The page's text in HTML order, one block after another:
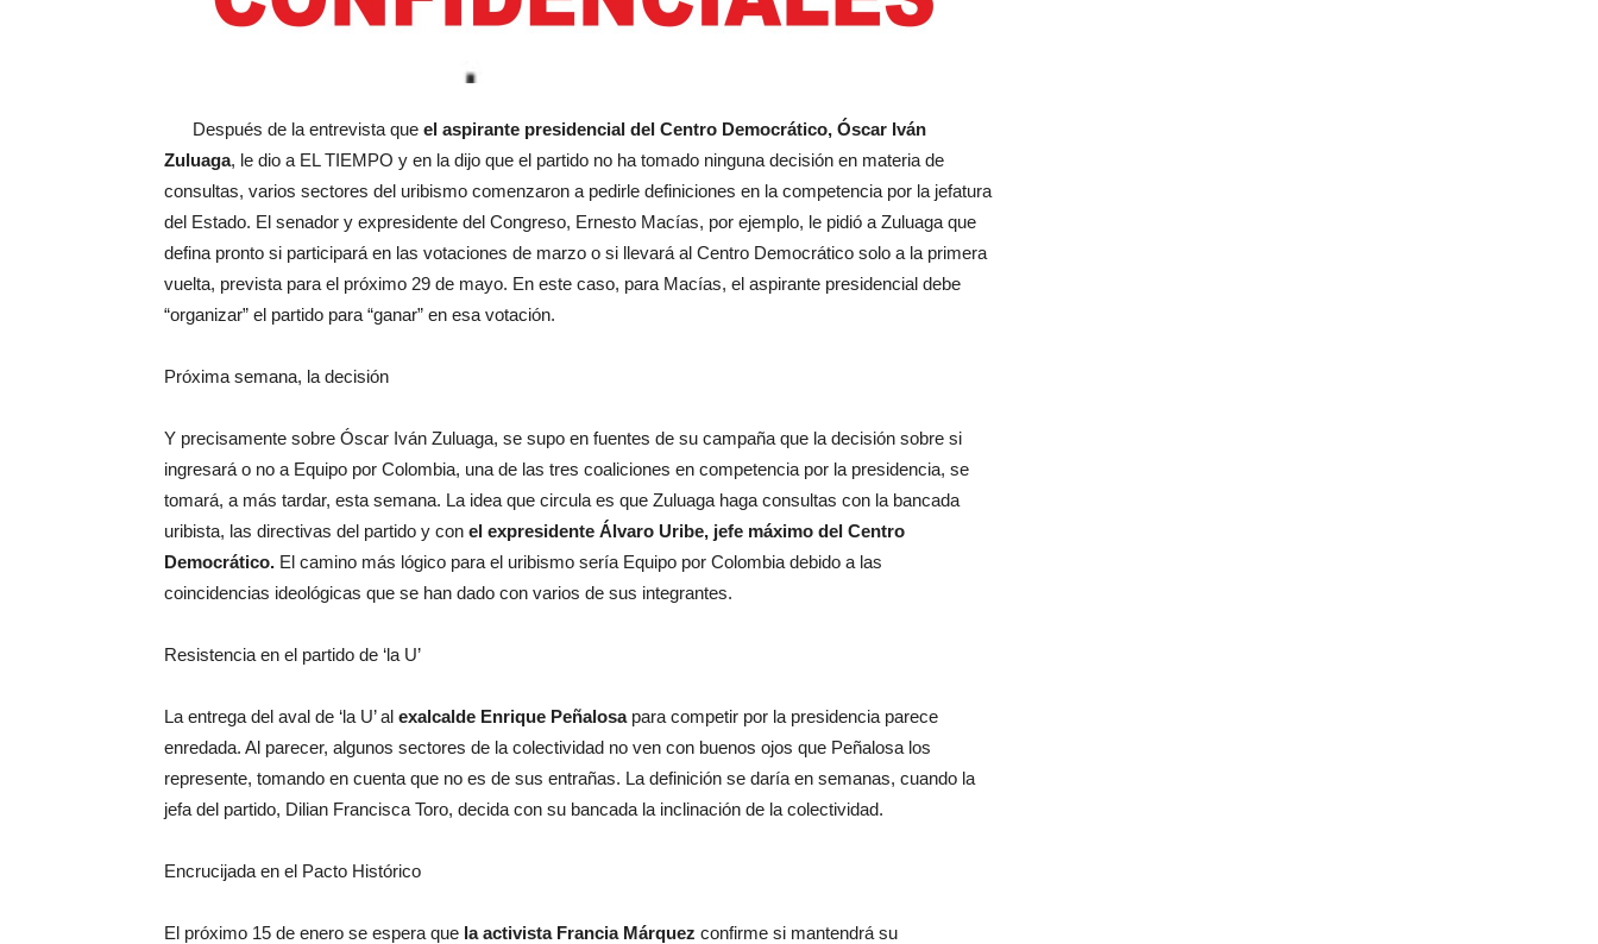
Después de la entrevista que el aspirante presidencial del Centro Democrático, Óscar Iván
Zuluaga, le dio a EL TIEMPO y en la dijo que el partido no ha tomado ninguna decisión en materia de
consultas, varios sectores del uribismo comenzaron a pedirle definiciones en la competencia por la jefatura
del Estado. El senador y expresidente del Congreso, Ernesto Macías, por ejemplo, le pidió a Zuluaga que
defina pronto si participará en las votaciones de marzo o si llevará al Centro Democrático solo a la primera
vuelta, prevista para el próximo 29 de mayo. En este caso, para Macías, el aspirante presidencial debe
“organizar” el partido para “ganar” en esa votación.
Próxima semana, la decisión
Y precisamente sobre Óscar Iván Zuluaga, se supo en fuentes de su campaña que la decisión sobre si
ingresará o no a Equipo por Colombia, una de las tres coaliciones en competencia por la presidencia, se
tomará, a más tardar, esta semana. La idea que circula es que Zuluaga haga consultas con la bancada
uribista, las directivas del partido y con el expresidente Álvaro Uribe, jefe máximo del Centro
Democrático. El camino más lógico para el uribismo sería Equipo por Colombia debido a las
coincidencias ideológicas que se han dado con varios de sus integrantes.
Resistencia en el partido de ‘la U’
La entrega del aval de ‘la U’ al exalcalde Enrique Peñalosa para competir por la presidencia parece
enredada. Al parecer, algunos sectores de la colectividad no ven con buenos ojos que Peñalosa los
represente, tomando en cuenta que no es de sus entrañas. La definición se daría en semanas, cuando la
jefa del partido, Dilian Francisca Toro, decida con su bancada la inclinación de la colectividad.
Encrucijada en el Pacto Histórico
El próximo 15 de enero se espera que la activista Francia Márquez confirme si mantendrá su